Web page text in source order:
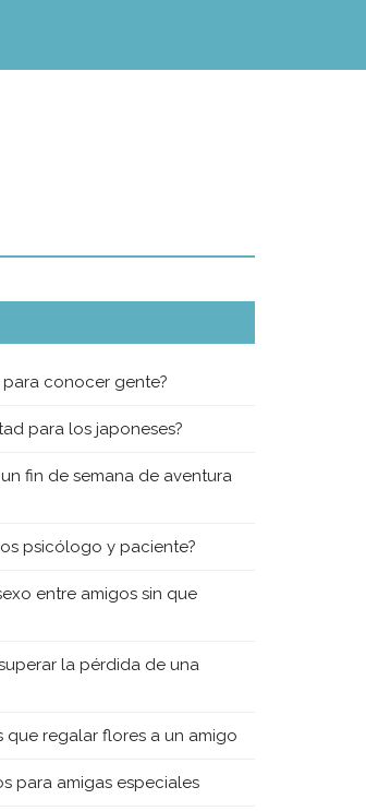
para conocer gente?
para los japoneses?
fin de semana de aventura
psicólogo y paciente?
entre amigos sin que
la pérdida de una
que regalar flores a un amigo
para amigas especiales